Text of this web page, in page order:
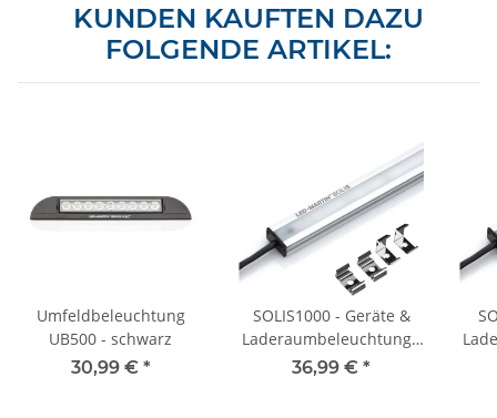
KUNDEN KAUFTEN DAZU
FOLGENDE ARTIKEL:
Umfeldbeleuchtung
UB500 - schwarz
30,99 € *
SOLIS1000 - Geräte &
Laderaumbeleuchtung -
100cm - 1200lm - 12V-
36,99 € *